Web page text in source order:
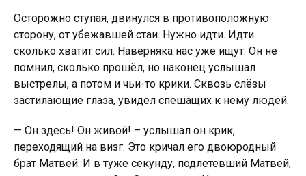
Осторожно ступая, двинулся в противоположную
сторону, от убежавшей стаи. Нужно идти. Идти
сколько хватит сил. Наверняка нас уже ищут. Он не
помнил, сколько прошёл, но наконец услышал
выстрелы, а потом и чьи-то крики. Сквозь слёзы
застилающие глаза, увидел спешащих к нему людей.
— Он здесь! Он живой! – услышал он крик,
переходящий на визг. Это кричaл его двоюродный
брат Матвей. И в туже секунду, подлетевший Матвей,